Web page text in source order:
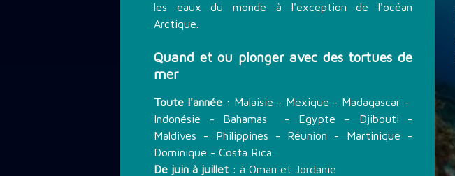
les eaux du monde à l'exception de l'océan
Arctique.
Quand et ou plonger avec des tortues de
mer
Toute l'année: Malaisie - Mexique - Madagascar -
Indonésie - Bahamas - Egypte – Djibouti -
Maldives - Philippines - Réunion - Martinique -
Dominique - Costa Rica
De juin à juillet : à Oman et Jordanie